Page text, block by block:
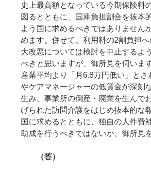
史上最高額となっている今期保険料
図るとともに、国庫負担割合を抜本
よう国に求めるべきではありません
めます。併せて、利用料の2割負担
大改悪については検討を中止するよ
べきと思いますが、御所見を伺いま
産業平均より「月6.8万円低い」とさ
やケアマネージャーの低賃金が深刻
生み、事業所の倒産・廃業を生んで
げられた訪問介護をはじめ抜本的な
国に求めるとともに、独自の人件費
助成を行うべきではないか、御所見
（答）